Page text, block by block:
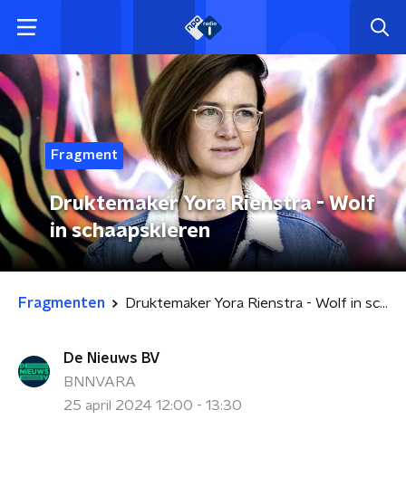
Fragment
Druktemaker Yora Rienstra - Wolf
in schaapskleren
Fragmenten Druktemaker Yora Rienstra - Wolf in schaapskleren
De Nieuws BV
BNNVARA
25 april 2024 12:00 - 13:30